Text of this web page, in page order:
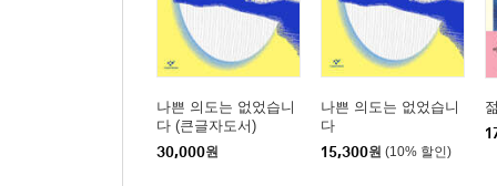
나쁜 의도는 없었습니
다 (큰글자도서)
30,000원
나쁜 의도는 없었습니
다
15,300원 (10% 할인)